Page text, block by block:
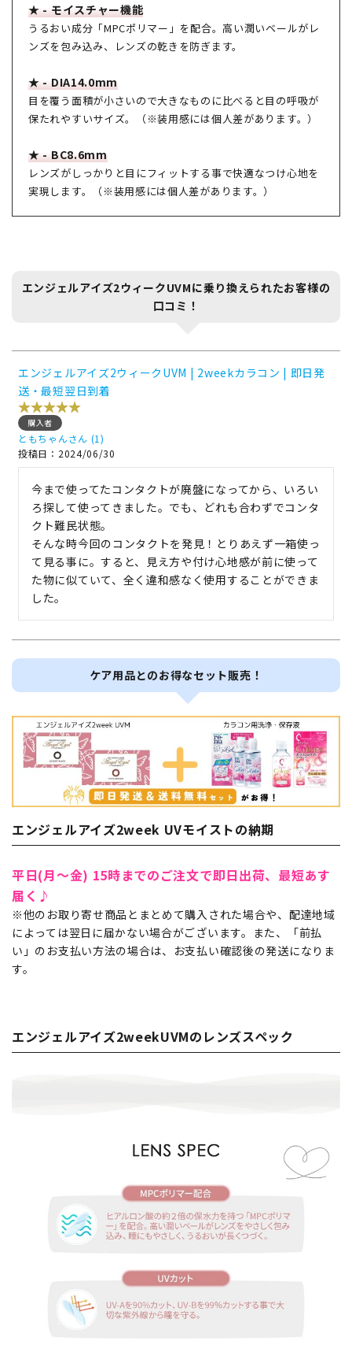
★ - モイスチャー機能
うるおい成分「MPCポリマー」を配合。高い潤いベールがレ
ンズを包み込み、レンズの乾きを防ぎます。
★ - DIA14.0mm
目を覆う面積が小さいので大きなものに比べると目の呼吸が
保たれやすいサイズ。（※装用感には個人差があります。）
★ - BC8.6mm
レンズがしっかりと目にフィットする事で快適なつけ心地を
実現します。（※装用感には個人差があります。）
エンジェルアイズ2ウィークUVMに乗り換えられたお客様の
口コミ！
エンジェルアイズ2ウィークUVM | 2weekカラコン | 即日発
送・最短翌日到着
購入者
ともちゃん
1
投稿日
2024/06/30
今まで使ってたコンタクトが廃盤になってから、いろい
ろ探して使ってきました。でも、どれも合わずでコンタ
クト難民状態。
そんな時今回のコンタクトを発見！とりあえず一箱使っ
て見る事に。すると、見え方や付け心地感が前に使って
た物に似ていて、全く違和感なく使用することができま
した。
ケア用品とのお得なセット販売！
エンジェルアイズ2week UVモイストの納期
平日(月～金) 15時までのご注文で即日出荷、最短あす
届く♪
※他のお取り寄せ商品とまとめて購入された場合や、配達地域
によっては翌日に届かない場合がございます。また、「前払
い」のお支払い方法の場合は、お支払い確認後の発送になりま
す。
エンジェルアイズ2weekUVMのレンズスペック